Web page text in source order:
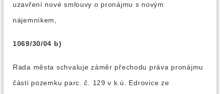
uzavření nové smlouvy o pronájmu s novým
nájemníkem,
1069/30/04 b)
Rada města schvaluje záměr přechodu práva pronájmu
části pozemku parc. č. 129 v k.ú. Edrovice ze